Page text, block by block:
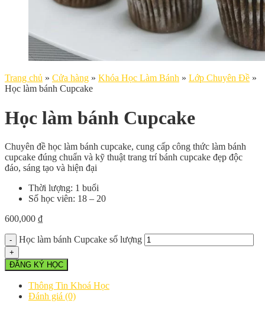
Trang chủ » Cửa hàng » Khóa Học Làm Bánh » Lớp Chuyên Đề »
Học làm bánh Cupcake
Học làm bánh Cupcake
Chuyên đề học làm bánh cupcake, cung cấp công thức làm bánh
cupcake đúng chuẩn và kỹ thuật trang trí bánh cupcake đẹp độc
đáo, sáng tạo và hiện đại
Thời lượng: 1 buổi
Số học viên: 18 – 20
600,000 ₫
Học làm bánh Cupcake số lượng
ĐĂNG KÝ HỌC
Thông Tin Khoá Học
Đánh giá (0)